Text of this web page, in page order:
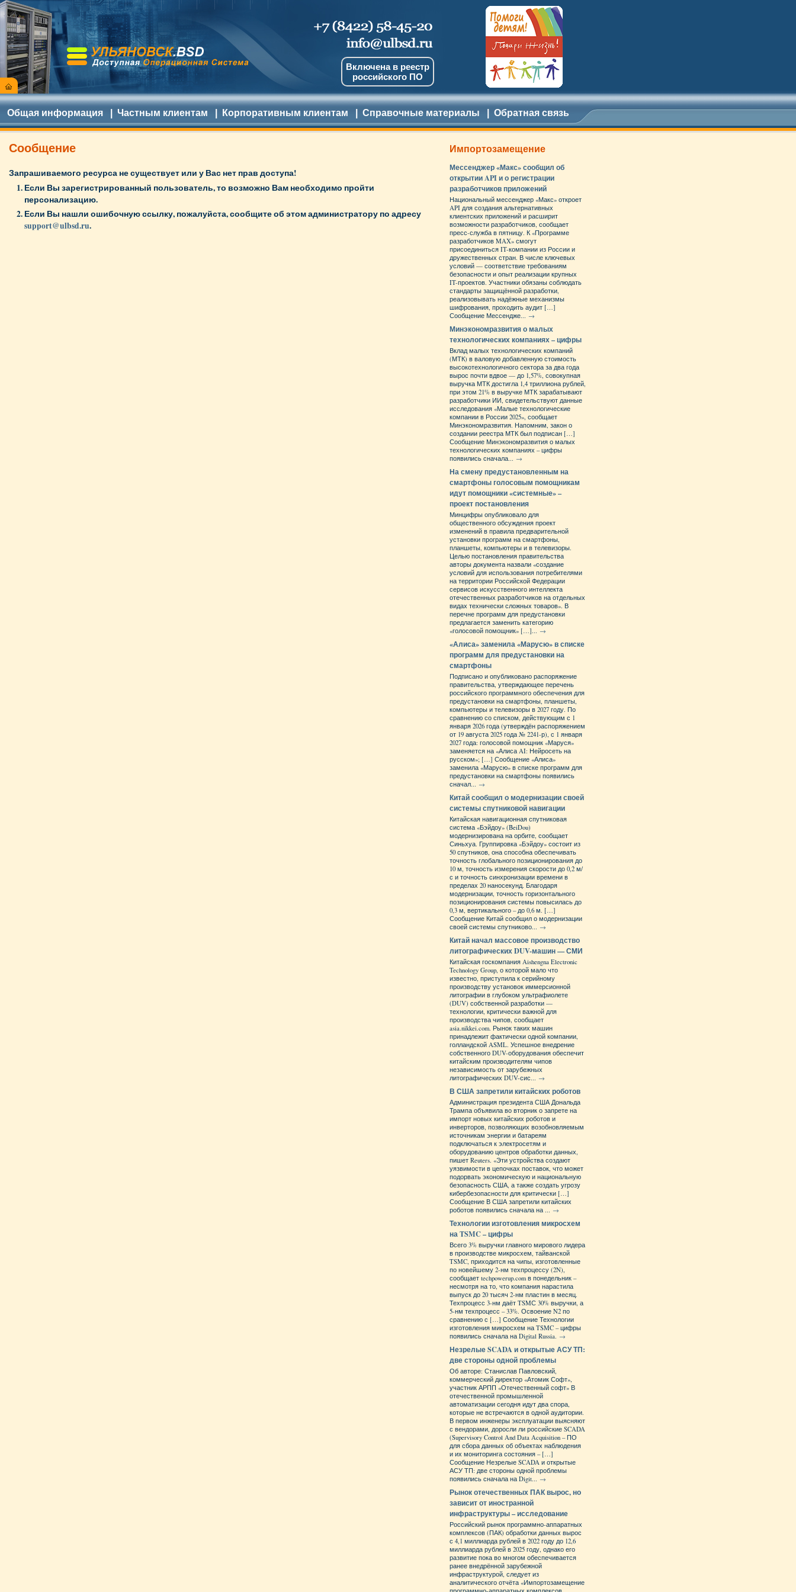
Включена в реестр
российского ПО
Общая информация Частным клиентам Корпоративным клиентам Справочные материалы Обратная связь
Сообщение
Запрашиваемого ресурса не существует или у Вас нет прав доступа!
Если Вы зарегистрированный пользователь, то возможно Вам необходимо пройти
персонализацию.
Если Вы нашли ошибочную ссылку, пожалуйста, сообщите об этом администратору по адресу
support@ulbsd.ru.
Импортозамещение
Мессенджер «Макс» сообщил об
открытии API и о регистрации
разработчиков приложений
Национальный мессенджер «Макс» откроет
API для создания альтернативных
клиентских приложений и расширит
возможности разработчиков, сообщает
пресс-служба в пятницу. К «Программе
разработчиков MAX» смогут
присоединиться IT-компании из России и
дружественных стран. В числе ключевых
условий — соответствие требованиям
безопасности и опыт реализации крупных
IT-проектов. Участники обязаны соблюдать
стандарты защищённой разработки,
реализовывать надёжные механизмы
шифрования, проходить аудит […]
Сообщение Мессендже... →
Минэкономразвития о малых
технологических компаниях – цифры
Вклад малых технологических компаний
(МТК) в валовую добавленную стоимость
высокотехнологичного сектора за два года
вырос почти вдвое — до 1,57%, совокупная
выручка МТК достигла 1,4 триллиона рублей,
при этом 21% в выручке МТК зарабатывают
разработчики ИИ, свидетельствуют данные
исследования «Малые технологические
компании в России 2025», сообщает
Минэкономразвития. Напомним, закон о
создании реестра МТК был подписан […]
Сообщение Минэкономразвития о малых
технологических компаниях – цифры
появились сначала... →
На смену предустановленным на
смартфоны голосовым помощникам
идут помощники «системные» –
проект постановления
Минцифры опубликовало для
общественного обсуждения проект
изменений в правила предварительной
установки программ на смартфоны,
планшеты, компьютеры и в телевизоры.
Целью постановления правительства
авторы документа назвали «создание
условий для использования потребителями
на территории Российской Федерации
сервисов искусственного интеллекта
отечественных разработчиков на отдельных
видах технически сложных товаров». В
перечне программ для предустановки
предлагается заменить категорию
«голосовой помощник» […]... →
«Алиса» заменила «Марусю» в списке
программ для предустановки на
смартфоны
Подписано и опубликовано распоряжение
правительства, утверждающее перечень
российского программного обеспечения для
предустановки на смартфоны, планшеты,
компьютеры и телевизоры в 2027 году. По
сравнению со списком, действующим с 1
января 2026 года (утверждён распоряжением
от 19 августа 2025 года № 2241-р), с 1 января
2027 года: голосовой помощник «Маруся»
заменяется на «Алиса AI: Нейросеть на
русском»; […] Сообщение «Алиса»
заменила «Марусю» в списке программ для
предустановки на смартфоны появились
сначал... →
Китай сообщил о модернизации своей
системы спутниковой навигации
Китайская навигационная спутниковая
система «Бэйдоу» (BeiDou)
модернизирована на орбите, сообщает
Синьхуа. Группировка «Бэйдоу» состоит из
50 спутников, она способна обеспечивать
точность глобального позиционирования до
10 м, точность измерения скорости до 0,2 м/
с и точность синхронизации времени в
пределах 20 наносекунд. Благодаря
модернизации, точность горизонтального
позиционирования системы повысилась до
0,3 м, вертикального – до 0,6 м. […]
Сообщение Китай сообщил о модернизации
своей системы спутниково... →
Китай начал массовое производство
литографических DUV-машин — СМИ
Китайская госкомпания Aishengna Electronic
Technology Group, о которой мало что
известно, приступила к серийному
производству установок иммерсионной
литографии в глубоком ультрафиолете
(DUV) собственной разработки —
технологии, критически важной для
производства чипов, сообщает
asia.nikkei.com. Рынок таких машин
принадлежит фактически одной компании,
голландской ASML. Успешное внедрение
собственного DUV-оборудования обеспечит
китайским производителям чипов
независимость от зарубежных
литографических DUV-сис... →
В США запретили китайских роботов
Администрация президента США Дональда
Трампа объявила во вторник о запрете на
импорт новых китайских роботов и
инверторов, позволяющих возобновляемым
источникам энергии и батареям
подключаться к электросетям и
оборудованию центров обработки данных,
пишет Reuters. «Эти устройства создают
уязвимости в цепочках поставок, что может
подорвать экономическую и национальную
безопасность США, а также создать угрозу
кибербезопасности для критически […]
Сообщение В США запретили китайских
роботов появились сначала на ... →
Технологии изготовления микросхем
на TSMC – цифры
Всего 3% выручки главного мирового лидера
в производстве микросхем, тайванской
TSMC, приходится на чипы, изготовленные
по новейшему 2-нм техпроцессу (2N),
сообщает techpowerup.com в понедельник –
несмотря на то, что компания нарастила
выпуск до 20 тысяч 2-нм пластин в месяц.
Техпроцесс 3-нм даёт TSMС 30% выручки, а
5-нм техпроцесс – 33%. Освоение N2 по
сравнению с […] Сообщение Технологии
изготовления микросхем на TSMC – цифры
появились сначала на Digital Russia. →
Незрелые SCADA и открытые АСУ ТП:
две стороны одной проблемы
Об авторе: Станислав Павловский,
коммерческий директор «Атомик Софт»,
участник АРПП «Отечественный софт» В
отечественной промышленной
автоматизации сегодня идут два спора,
которые не встречаются в одной аудитории.
В первом инженеры эксплуатации выясняют
с вендорами, доросли ли российские SCADA
(Supervisory Control And Data Acquisition – ПО
для сбора данных об объектах наблюдения
и их мониторинга состояния – […]
Сообщение Незрелые SCADA и открытые
АСУ ТП: две стороны одной проблемы
появились сначала на Digit... →
Рынок отечественных ПАК вырос, но
зависит от иностранной
инфраструктуры – исследование
Российский рынок программно-аппаратных
комплексов (ПАК) обработки данных вырос
с 4,1 миллиарда рублей в 2022 году до 12,6
миллиарда рублей в 2025 году, однако его
развитие пока во многом обеспечивается
ранее внедрённой зарубежной
инфраструктурой, следует из
аналитического отчёта «Импортозамещение